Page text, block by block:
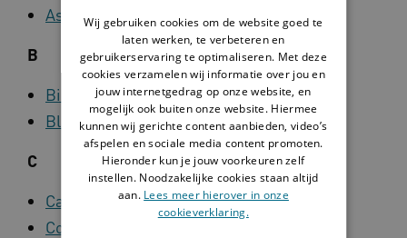
Astigmatisme
B
Bilaterale Amblyopie
Blepharospasme
C
Cataract
Congenitaal Cataract
Wij gebruiken cookies om de website goed te
laten werken, te verbeteren en
gebruikerservaring te optimaliseren. Met deze
cookies verzamelen wij informatie over jou en
jouw internetgedrag op onze website, en
mogelijk ook buiten onze website. Hiermee
kunnen wij gerichte content aanbieden, video’s
afspelen en sociale media content promoten.
Hieronder kun je jouw voorkeuren zelf
instellen. Noodzakelijke cookies staan altijd
aan. Lees meer hierover in onze
cookieverklaring.